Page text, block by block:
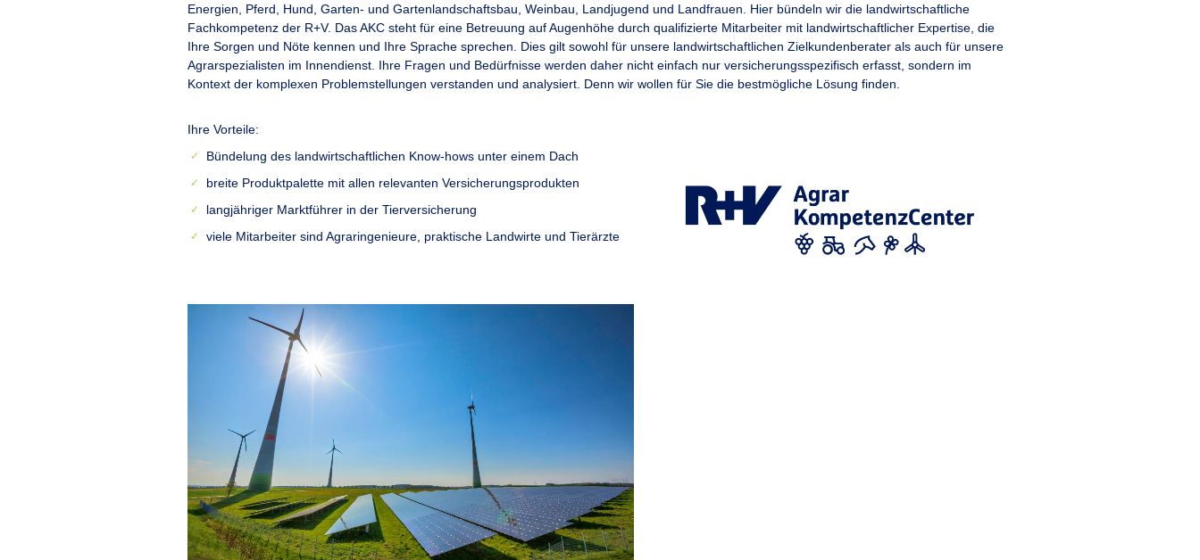
Energien, Pferd, Hund, Garten- und Gartenlandschaftsbau, Weinbau, Landjugend und Landfrauen. Hier bündeln wir die landwirtschaftliche
Fachkompetenz der R+V. Das AKC steht für eine Betreuung auf Augenhöhe durch qualifizierte Mitarbeiter mit landwirtschaftlicher Expertise, die
Ihre Sorgen und Nöte kennen und Ihre Sprache sprechen. Dies gilt sowohl für unsere landwirtschaftlichen Zielkundenberater als auch für unsere
Agrarspezialisten im Innendienst. Ihre Fragen und Bedürfnisse werden daher nicht einfach nur versicherungsspezifisch erfasst, sondern im
Kontext der komplexen Problemstellungen verstanden und analysiert. Denn wir wollen für Sie die bestmögliche Lösung finden.
Ihre Vorteile:
Bündelung des landwirtschaftlichen Know-hows unter einem Dach
breite Produktpalette mit allen relevanten Versicherungsprodukten
langjähriger Marktführer in der Tierversicherung
viele Mitarbeiter sind Agraringenieure, praktische Landwirte und Tierärzte